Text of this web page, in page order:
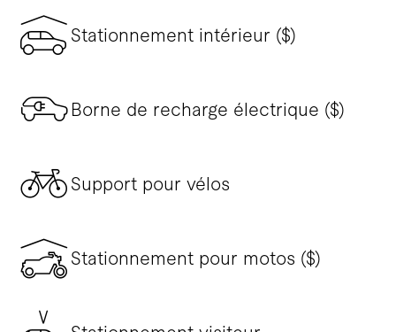
Stationnement intérieur ($)
Borne de recharge électrique ($)
Support pour vélos
Stationnement pour motos ($)